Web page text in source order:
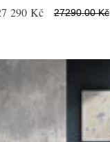
290 Kč 27290.00 Kč